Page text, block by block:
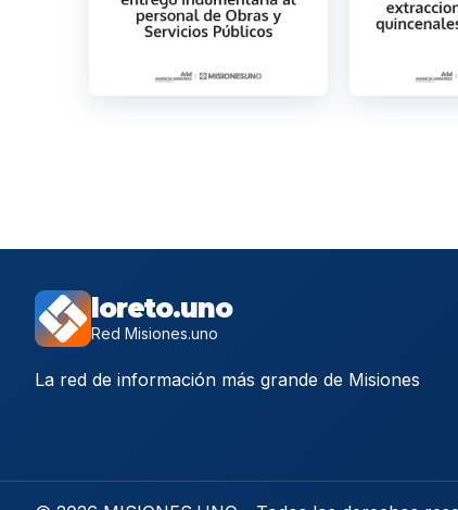
loreto.uno
Red Misiones.uno
La red de información más grande de Misiones